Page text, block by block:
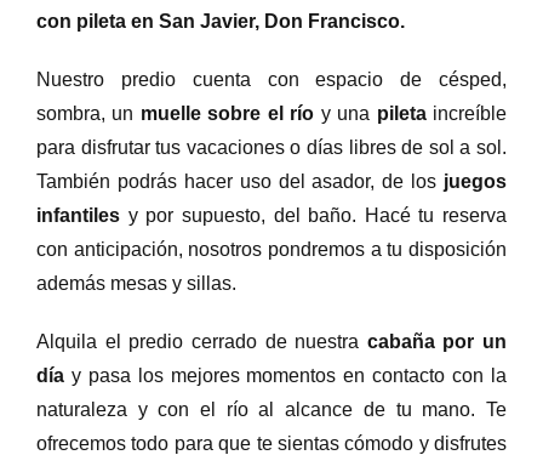
con pileta en San Javier, Don Francisco.
Nuestro predio cuenta con espacio de césped,
sombra, un muelle sobre el río y una piletaincreíble
para disfrutar tus vacaciones o días libres de sol a sol.
También podrás hacer uso del asador, de los juegos
infantiles y por supuesto, del baño. Hacé tu reserva
con anticipación, nosotros pondremos a tu disposición
además mesas y sillas.
Alquila el predio cerrado de nuestra cabaña por un
día y pasa los mejores momentos en contacto con la
naturaleza y con el río al alcance de tu mano. Te
ofrecemos todo para que te sientas cómodo y disfrutes